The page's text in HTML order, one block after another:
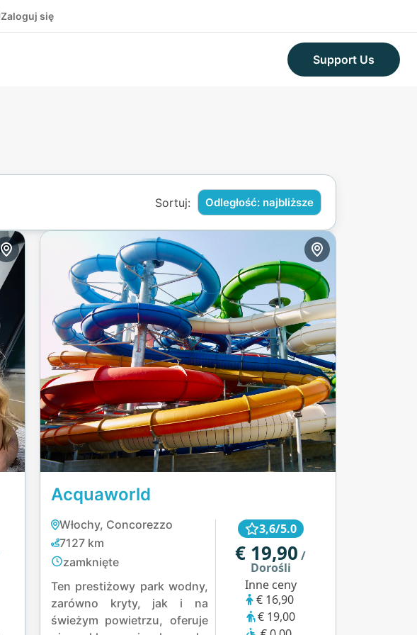
Zaloguj się
Support Us
Sortuj: Odległość: najbliższe
Acquaworld
Włochy, Concorezzo
7127 km
zamknięte
Ten prestiżowy park wodny,
zarówno kryty, jak i na
świeżym powietrzu, oferuje
3,6/5.0
€ 19,90 /
Dorośli
Inne ceny
€ 16,90
€ 19,00